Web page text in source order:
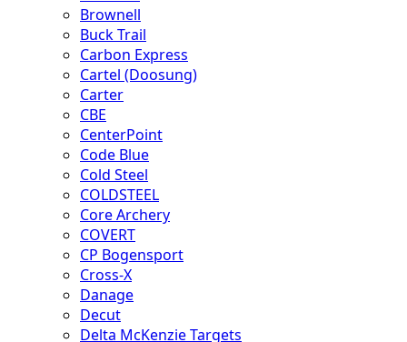
Brownell
Buck Trail
Carbon Express
Cartel (Doosung)
Carter
CBE
CenterPoint
Code Blue
Cold Steel
COLDSTEEL
Core Archery
COVERT
CP Bogensport
Cross-X
Danage
Decut
Delta McKenzie Targets